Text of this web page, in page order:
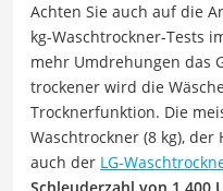
Achten Sie auch auf die
kg-Waschtrockner-Tests
mehr Umdrehungen das
trockener wird die
Trocknerfunktion. Die
Waschtrockner (8 kg), der
auch der LG-